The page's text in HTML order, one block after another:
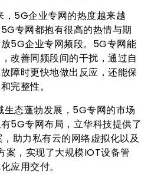
5G企业专网的热度越来越
专网都抱有很高的热情与期
5G企业专网频段。5G专网能
改善同频段间的干扰，通过自
障时更快地做出反应，还能保
完整性。
态蓬勃发展，5G专网的市场
5G专网布局，立华科技提供了
助力私有云的网络虚拟化以及
案，实现了大规模IOT设备管
应用交付。